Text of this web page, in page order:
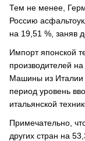
Тем не менее,
Россию
на 19,51 %, заняв
Импорт японской
производителей
Машины из Италии
период уровень
итальянской
Примечательно,
других стран на